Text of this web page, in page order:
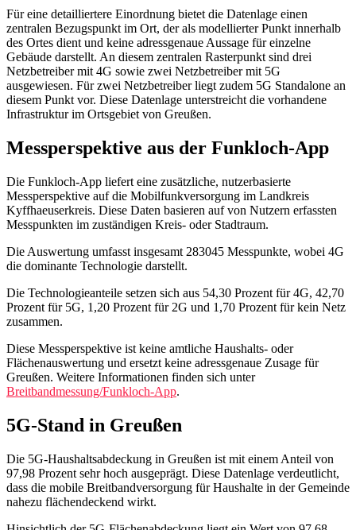
Für eine detailliertere Einordnung bietet die Datenlage einen
zentralen Bezugspunkt im Ort, der als modellierter Punkt innerhalb
des Ortes dient und keine adressgenaue Aussage für einzelne
Gebäude darstellt. An diesem zentralen Rasterpunkt sind drei
Netzbetreiber mit 4G sowie zwei Netzbetreiber mit 5G
ausgewiesen. Für zwei Netzbetreiber liegt zudem 5G Standalone an
diesem Punkt vor. Diese Datenlage unterstreicht die vorhandene
Infrastruktur im Ortsgebiet von Greußen.
Messperspektive aus der Funkloch-App
Die Funkloch-App liefert eine zusätzliche, nutzerbasierte
Messperspektive auf die Mobilfunkversorgung im Landkreis
Kyffhaeuserkreis. Diese Daten basieren auf von Nutzern erfassten
Messpunkten im zuständigen Kreis- oder Stadtraum.
Die Auswertung umfasst insgesamt 283045 Messpunkte, wobei 4G
die dominante Technologie darstellt.
Die Technologieanteile setzen sich aus 54,30 Prozent für 4G, 42,70
Prozent für 5G, 1,20 Prozent für 2G und 1,70 Prozent für kein Netz
zusammen.
Diese Messperspektive ist keine amtliche Haushalts- oder
Flächenauswertung und ersetzt keine adressgenaue Zusage für
Greußen. Weitere Informationen finden sich unter
Breitbandmessung/Funkloch-App.
5G-Stand in Greußen
Die 5G-Haushaltsabdeckung in Greußen ist mit einem Anteil von
97,98 Prozent sehr hoch ausgeprägt. Diese Datenlage verdeutlicht,
dass die mobile Breitbandversorgung für Haushalte in der Gemeinde
nahezu flächendeckend wirkt.